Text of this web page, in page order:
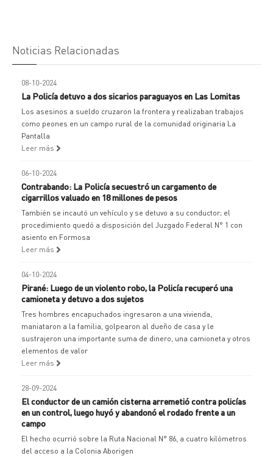
Noticias Relacionadas
08-10-2024
La Policía detuvo a dos sicarios paraguayos en Las Lomitas
Los asesinos a sueldo cruzaron la frontera y realizaban trabajos
como peones en un campo rural de la comunidad originaria La
Pantalla
Leer más
06-10-2024
Contrabando: La Policía secuestró un cargamento de
cigarrillos valuado en 18 millones de pesos
También se incautó un vehículo y se detuvo a su conductor; el
procedimiento quedó a disposición del Juzgado Federal N° 1 con
asiento en Formosa
Leer más
04-10-2024
Pirané: Luego de un violento robo, la Policía recuperó una
camioneta y detuvo a dos sujetos
Tres hombres encapuchados ingresaron a una vivienda,
maniataron a la familia, golpearon al dueño de casa y le
sustrajeron una importante suma de dinero, una camioneta y otros
elementos de valor
Leer más
28-09-2024
El conductor de un camión cisterna arremetió contra policías
en un control, luego huyó y abandonó el rodado frente a un
campo
El hecho ocurrió sobre la Ruta Nacional N° 86, a cuatro kilómetros
del acceso a la Colonia Aborigen